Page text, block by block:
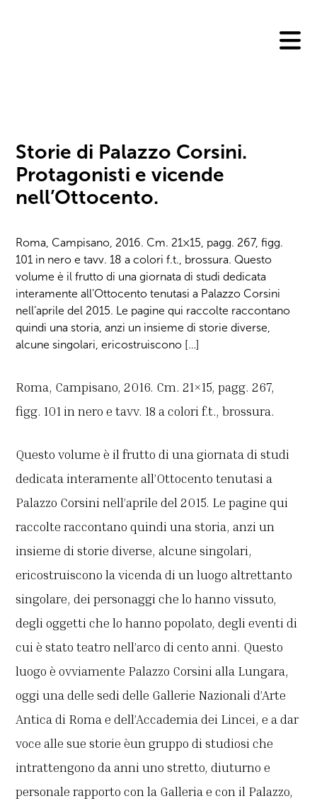
Storie di Palazzo Corsini.
Protagonisti e vicende
nell’Ottocento.
Roma, Campisano, 2016. Cm. 21×15, pagg. 267, figg.
101 in nero e tavv. 18 a colori f.t., brossura. Questo
volume è il frutto di una giornata di studi dedicata
interamente all’Ottocento tenutasi a Palazzo Corsini
nell’aprile del 2015. Le pagine qui raccolte raccontano
quindi una storia, anzi un insieme di storie diverse,
alcune singolari, ericostruiscono […]
Roma, Campisano, 2016. Cm. 21×15, pagg. 267,
figg. 101 in nero e tavv. 18 a colori f.t., brossura.
Questo volume è il frutto di una giornata di studi
dedicata interamente all’Ottocento tenutasi a
Palazzo Corsini nell’aprile del 2015. Le pagine qui
raccolte raccontano quindi una storia, anzi un
insieme di storie diverse, alcune singolari,
ericostruiscono la vicenda di un luogo altrettanto
singolare, dei personaggi che lo hanno vissuto,
degli oggetti che lo hanno popolato, degli eventi di
cui è stato teatro nell’arco di cento anni. Questo
luogo è ovviamente Palazzo Corsini alla Lungara,
oggi una delle sedi delle Gallerie Nazionali d’Arte
Antica di Roma e dell’Accademia dei Lincei, e a dar
voce alle sue storie èun gruppo di studiosi che
intrattengono da anni uno stretto, diuturno e
personale rapporto con la Galleria e con il Palazzo,